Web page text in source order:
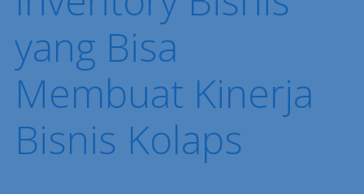
yang Bisa
Membuat Kinerja
Bisnis Kolaps